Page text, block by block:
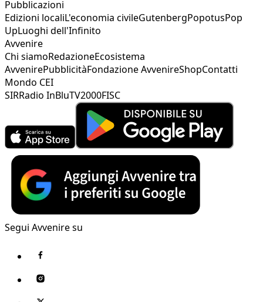
Pubblicazioni
Edizioni localiL'economia civileGutenbergPopotusPop
UpLuoghi dell'Infinito
Avvenire
Chi siamoRedazioneEcosistema
AvvenirePubblicitàFondazione AvvenireShopContatti
Mondo CEI
SIRRadio InBluTV2000FISC
Segui Avvenire su